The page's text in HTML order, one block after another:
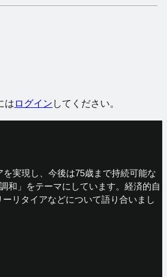
は ログイン してください。
実現し、今後は75歳まで持続可能な
和」をテーマにしています。経済的自
リタイアなどについて語り合いまし